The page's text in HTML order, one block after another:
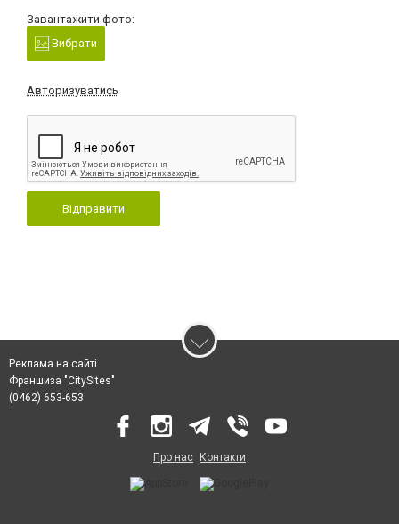
Завантажити фото:
Вибрати
Авторизуватись
Відправити
Реклама на сайті
Франшиза "CitySites"
(0462) 653-653
Про нас Контакти